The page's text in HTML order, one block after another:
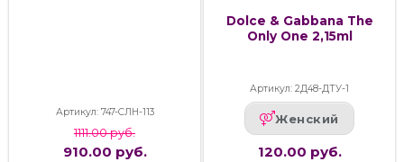
Артикул: 747-СЛН-113
1111.00 руб.
910.00 руб.
Dolce & Gabbana The
Only One 2,15ml
Артикул: 2Д48-ДТУ-1
Женский
120.00 руб.